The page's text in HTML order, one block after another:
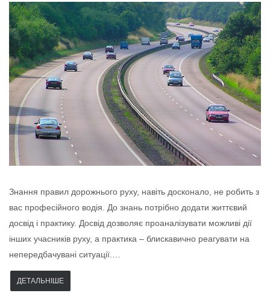
Знання правил дорожнього руху, навіть досконало, не робить з
вас професійного водія. До знань потрібно додати життєвий
досвід і практику. Досвід дозволяє проаналізувати можливі дії
інших учасників руху, а практика – блискавично реагувати на
непередбачувані ситуації.…
ДЕТАЛЬНІШЕ